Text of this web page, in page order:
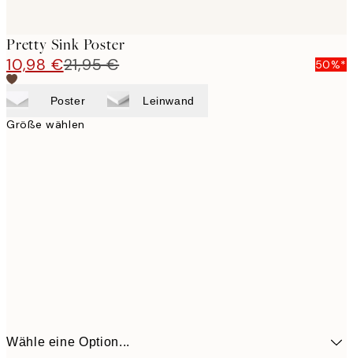
Pretty Sink Poster
10,98 €21,95 € 50%*
Poster Leinwand
Größe wählen
Wähle eine Option...